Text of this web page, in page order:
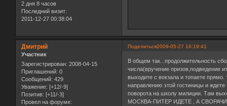
2 дня 8 часов
Последний визит:
2011-12-27 00:38:04
Поделиться2009-05-27 16:19:41
Дмитрий
Участник
Зарегистрирован: 2008-04-15
Приглашений: 0
Сообщений: 429
Уважение: [+12/-9]
Позитив: [+11/-3]
Провел на форуме:
В общем так...продолжительность
числа(вручение призов,подведение
выходите с вокзала и топаете прямо.
направлению этой гостиницы и
поворота на школу милиции. Там
МОСКВА-ПИТЕР ИДЕТЕ , А